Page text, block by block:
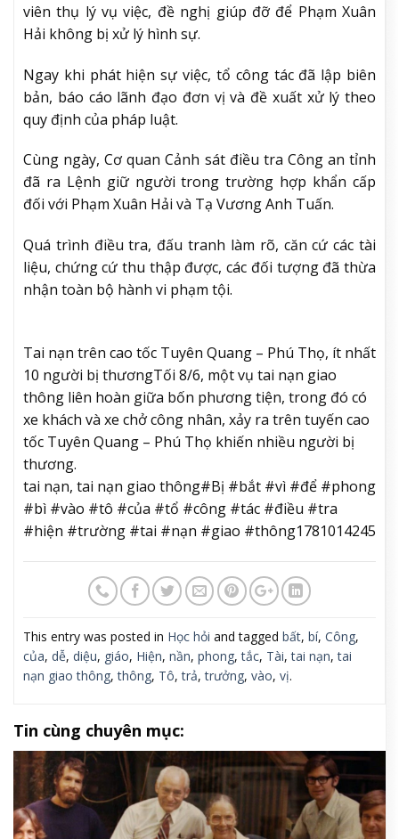
viên thụ lý vụ việc, đề nghị giúp đỡ để Phạm Xuân
Hải không bị xử lý hình sự.
Ngay khi phát hiện sự việc, tổ công tác đã lập biên
bản, báo cáo lãnh đạo đơn vị và đề xuất xử lý theo
quy định của pháp luật.
Cùng ngày, Cơ quan Cảnh sát điều tra Công an tỉnh
đã ra Lệnh giữ người trong trường hợp khẩn cấp
đối với Phạm Xuân Hải và Tạ Vương Anh Tuấn.
Quá trình điều tra, đấu tranh làm rõ, căn cứ các tài
liệu, chứng cứ thu thập được, các đối tượng đã thừa
nhận toàn bộ hành vi phạm tội.
Tai nạn trên cao tốc Tuyên Quang – Phú Thọ, ít nhất
10 người bị thươngTối 8/6, một vụ tai nạn giao
thông liên hoàn giữa bốn phương tiện, trong đó có
xe khách và xe chở công nhân, xảy ra trên tuyến cao
tốc Tuyên Quang – Phú Thọ khiến nhiều người bị
thương.
tai nạn, tai nạn giao thông#Bị #bắt #vì #để #phong
#bì #vào #tô #của #tổ #công #tác #điều #tra
#hiện #trường #tai #nạn #giao #thông1781014245
This entry was posted in Học hỏi and tagged bất, bí, Công,
của, dễ, diệu, giáo, Hiện, nần, phong,tắc, Tài,tai nạn,tai
nạn giao thông,thông, Tô,trả,trưởng, vào, vị.
Tin cùng chuyên mục: